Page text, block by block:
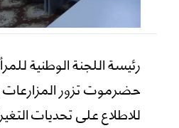
رئيسة اللجنة الوطنية
حضرموت تزور
للاطلاع على تحديات